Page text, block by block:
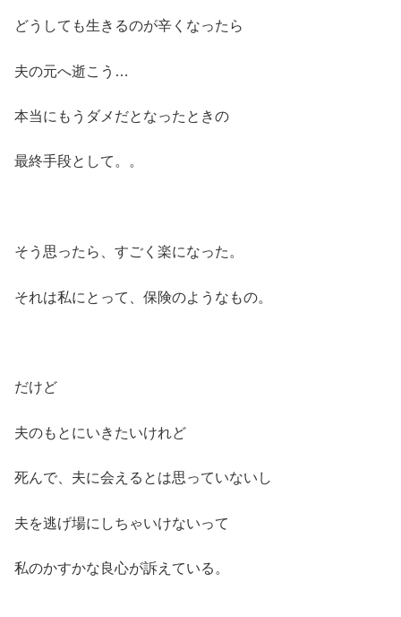
どうしても生きるのが辛くなったら
夫の元へ逝こう…
本当にもうダメだとなったときの
最終手段として。。
そう思ったら、すごく楽になった。
それは私にとって、保険のようなもの。
だけど
夫のもとにいきたいけれど
死んで、夫に会えるとは思っていないし
夫を逃げ場にしちゃいけないって
私のかすかな良心が訴えている。